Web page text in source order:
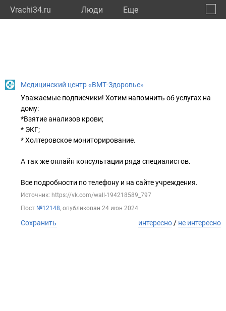
Vrachi34.ru Люди Eще
Медицинский центр «ВМТ-Здоровье»
Уважаемые подписчики! Хотим напомнить об услугах на
дому:
*Взятие анализов крови;
* ЭКГ;
* Холтеровское мониторирование.
А так же онлайн консультации ряда специалистов.
Все подробности по телефону и на сайте учреждения.
Источник: https://vk.com/wall-194218589_797
Пост №12148, опубликован 24 июн 2024
Сохранить интересно / не интересно